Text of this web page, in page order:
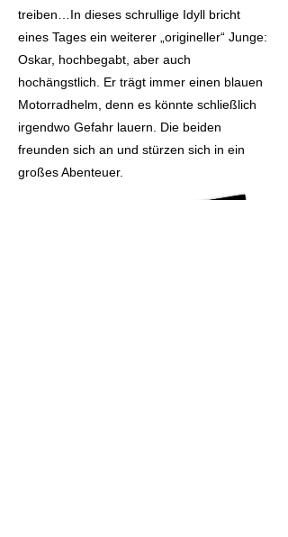
treiben…In dieses schrullige Idyll bricht
eines Tages ein weiterer „origineller“ Junge:
Oskar, hochbegabt, aber auch
hochängstlich. Er trägt immer einen blauen
Motorradhelm, denn es könnte schließlich
irgendwo Gefahr lauern. Die beiden
freunden sich an und stürzen sich in ein
großes Abenteuer.